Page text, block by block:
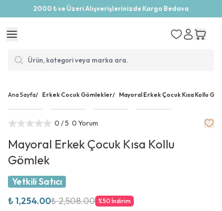
2000 ₺ ve Üzeri Alışverişlerinizde Kargo Bedava
Ana Sayfa/ Erkek Cocuk Gömlekler/ Mayoral Erkek Çocuk Kısa Kollu
0 / 5 0 Yorum
Mayoral Erkek Çocuk Kısa Kollu
Gömlek
Yetkili Satıcı
₺ 1,254.00₺ 2,508.00 %50 İndirim